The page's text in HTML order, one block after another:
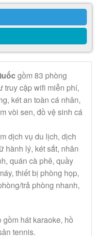
gồm 83 phòng
truy cập wifi miễn phí,
két an toàn cá nhân,
vòi sen, đồ vệ sinh cá
dịch vụ du lịch, dịch
hành lý, két sắt, nhân
quán cà phê, quầy
thiết bị phòng họp,
trả phòng nhanh,
hát karaoke, hồ
tennis.